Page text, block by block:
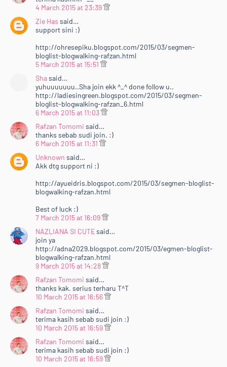
4 March 2015 at 23:39
Zie Has said…
support sini :)
http://ohresepiku.blogspot.com/2015/03/segmen-
bloglist-blogwalking-rafzan.html
5 March 2015 at 15:51
Shasaid…
yuhuuuuuuu..Sha join ekk ^_^ done follow u..
http://ladiesingreen.blogspot.com/2015/03/segmen-
bloglist-blogwalking-rafzan_6.html
6 March 2015 at 11:03
Rafzan Tomomi said…
thanks sebab sudi join. :)
6 March 2015 at 11:31
Unknown said…
Akk dtg support ni :)
http://ayueidris.blogspot.com/2015/03/segmen-bloglist-
blogwalking-rafzan.html
Best of luck :)
7 March 2015 at 16:09
NAZLIANA SI CUTEsaid…
join ya
http://adna2029.blogspot.com/2015/03/egmen-bloglist-
blogwalking-rafzan.html
9 March 2015 at 14:28
Rafzan Tomomi said…
thanks kak. serius terharu T^T
10 March 2015 at 16:56
Rafzan Tomomi said…
terima kasih sebab sudi join :)
10 March 2015 at 16:59
Rafzan Tomomi said…
terima kasih sebab sudi join :)
10 March 2015 at 16:59